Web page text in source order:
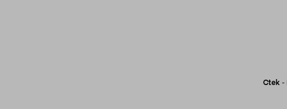
Ctek -